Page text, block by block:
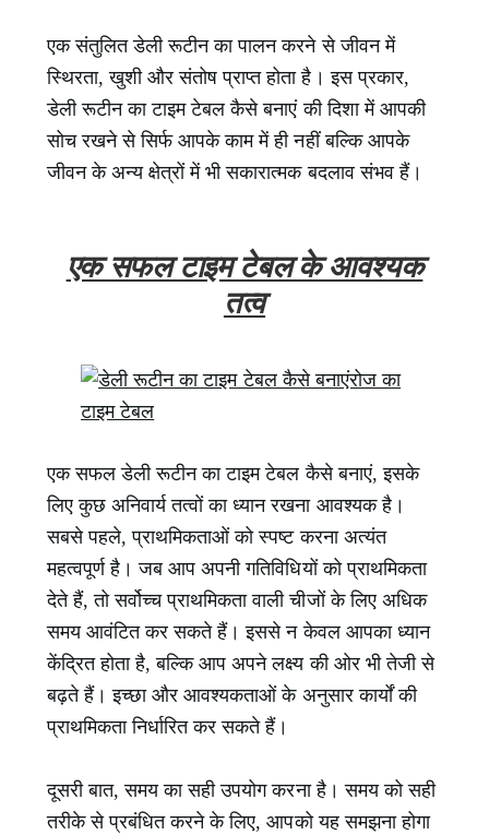
एक संतुलित डेली रूटीन का पालन करने से जीवन में
स्थिरता, खुशी और संतोष प्राप्त होता है। इस प्रकार,
डेली रूटीन का टाइम टेबल कैसे बनाएं की दिशा में आपकी
सोच रखने से सिर्फ आपके काम में ही नहीं बल्कि आपके
जीवन के अन्य क्षेत्रों में भी सकारात्मक बदलाव संभव हैं।
एक सफल टाइम टेबल के आवश्यक
तत्व
एक सफल डेली रूटीन का टाइम टेबल कैसे बनाएं, इसके
लिए कुछ अनिवार्य तत्वों का ध्यान रखना आवश्यक है।
सबसे पहले, प्राथमिकताओं को स्पष्ट करना अत्यंत
महत्वपूर्ण है। जब आप अपनी गतिविधियों को प्राथमिकता
देते हैं, तो सर्वोच्च प्राथमिकता वाली चीजों के लिए अधिक
समय आवंटित कर सकते हैं। इससे न केवल आपका ध्यान
केंद्रित होता है, बल्कि आप अपने लक्ष्य की ओर भी तेजी से
बढ़ते हैं। इच्छा और आवश्यकताओं के अनुसार कार्यों की
प्राथमिकता निर्धारित कर सकते हैं।
दूसरी बात, समय का सही उपयोग करना है। समय को सही
तरीके से प्रबंधित करने के लिए, आपको यह समझना होगा